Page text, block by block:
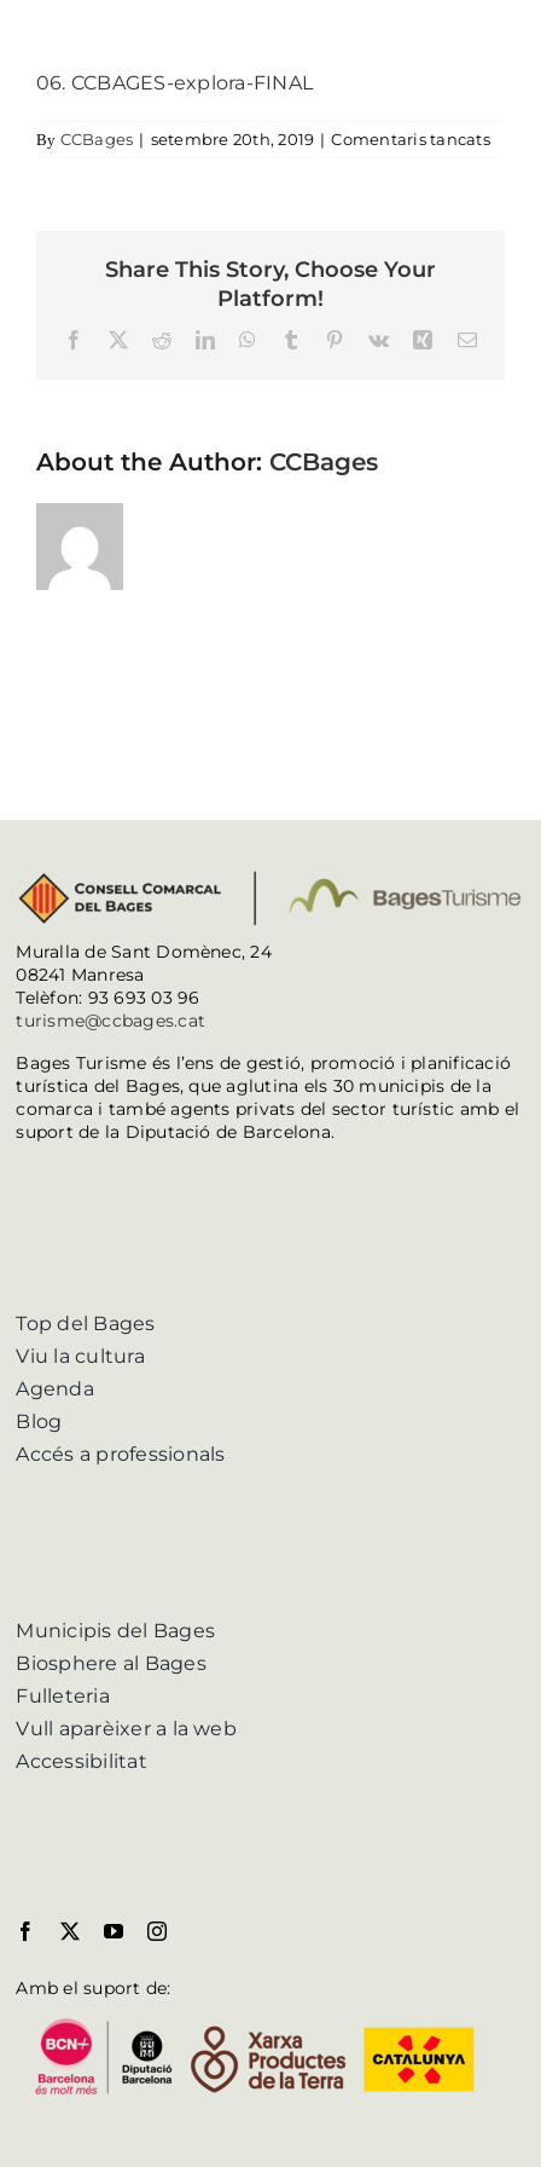
06. CCBAGES-explora-FINAL
By CCBages | setembre 20th, 2019 | Comentaris tancatsa 06.
Share This Story, Choose Your
Platform!
FacebookRedditLinkedInWhatsApp
TumblrPinterest
Vk XingEmail
About the Author: CCBages
Muralla de Sant Domènec, 24
08241 Manresa
Telèfon: 93 693 03 96
turisme@ccbages.cat
Bages Turisme és l’ens de gestió, promoció i planificació
turística del Bages, que aglutina els 30 municipis de la
comarca i també agents privats del sector turístic amb el
suport de la Diputació de Barcelona.
Top del Bages
Viu la cultura
Agenda
Blog
Accés a professionals
Municipis del Bages
Biosphere al Bages
Fulleteria
Vull aparèixer a la web
Accessibilitat
Amb el suport de: